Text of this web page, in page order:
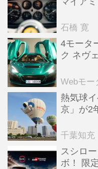
石橋 寛
4モータ
ク ネヴ
全版／
Webモー
熱気球
京」が2
ンテン
千葉知充
スシロ
ボ！ 限